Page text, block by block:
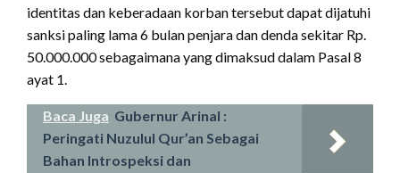
identitas dan keberadaan korban tersebut dapat dijatuhi
sanksi paling lama 6 bulan penjara dan denda sekitar Rp.
50.000.000 sebagaimana yang dimaksud dalam Pasal 8
ayat 1.
Baca Juga Gubernur Arinal :
Peringati Nuzulul Qur’an Sebagai
Bahan Introspeksi dan